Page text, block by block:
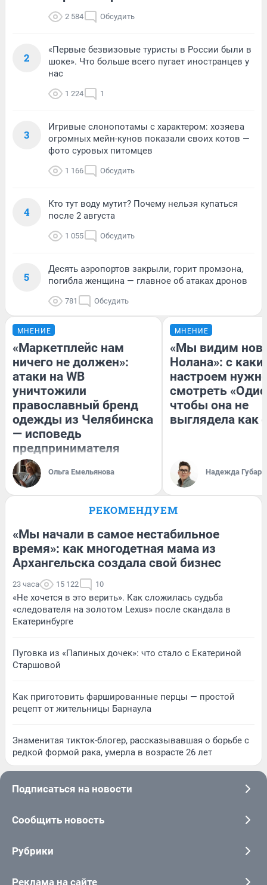
2 584 Обсудить
2
«Первые безвизовые туристы в России были в
шоке». Что больше всего пугает иностранцев у
нас
1 224 1
3
Игривые слонопотамы с характером: хозяева
огромных мейн-кунов показали своих котов —
фото суровых питомцев
1 166 Обсудить
4
Кто тут воду мутит? Почему нельзя купаться
после 2 августа
1 055 Обсудить
5
Десять аэропортов закрыли, горит промзона,
погибла женщина — главное об атаках дронов
781 Обсудить
МНЕНИЕ
«Маркетплейс нам
ничего не должен»:
атаки на WB
уничтожили
православный бренд
одежды из Челябинска
— исповедь
предпринимателя
Ольга Емельянова
МНЕНИЕ
«Мы видим
Нолана»: с
настроем
смотреть
чтобы она не
выглядела как
Надежда Губарь
РЕКОМЕНДУЕМ
«Мы начали в самое нестабильное
время»: как многодетная мама из
Архангельска создала свой бизнес
23 часа 15 122 10
«Не хочется в это верить». Как сложилась судьба
«следователя на золотом Lexus» после скандала в
Екатеринбурге
Пуговка из «Папиных дочек»: что стало с Екатериной
Старшовой
Как приготовить фаршированные перцы — простой
рецепт от жительницы Барнаула
Знаменитая тикток-блогер, рассказывавшая о борьбе с
редкой формой рака, умерла в возрасте 26 лет
Подписаться на новости
Сообщить новость
Рубрики
Реклама на сайте